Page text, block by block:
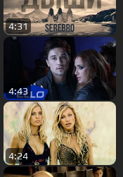
4:31
4:43
4:24